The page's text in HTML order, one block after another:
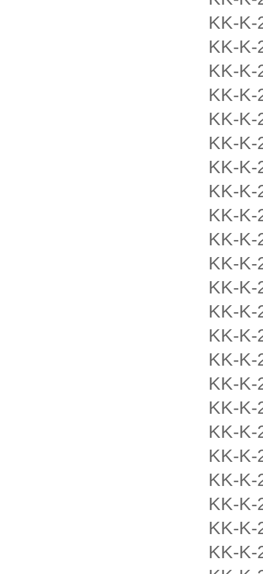
KK-K-
KK-K-
KK-K-
KK-K-
KK-K-
KK-K-
KK-K-
KK-K-
KK-K-
KK-K-
KK-K-
KK-K-
KK-K-
KK-K-
KK-K-
KK-K-
KK-K-
KK-K-
KK-K-
KK-K-
KK-K-
KK-K-
KK-K-